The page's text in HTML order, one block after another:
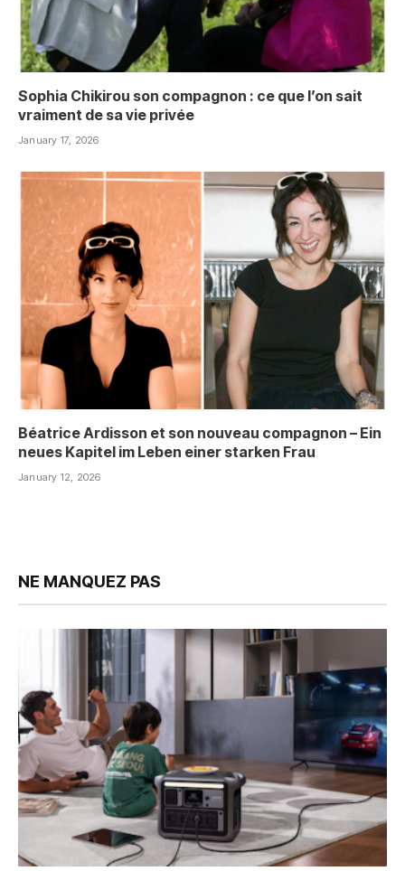
Sophia Chikirou son compagnon : ce que l’on sait
vraiment de sa vie privée
January 17, 2026
Béatrice Ardisson et son nouveau compagnon – Ein
neues Kapitel im Leben einer starken Frau
January 12, 2026
NE MANQUEZ PAS